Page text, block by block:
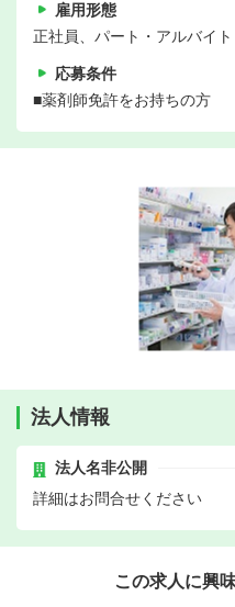
雇用形態
正社員、パート・アルバイト
応募条件
■薬剤師免許をお持ちの方
法人情報
法人名非公開
詳細はお問合せください
この求人に興